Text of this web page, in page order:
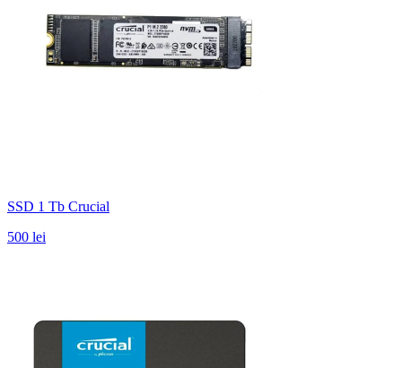
SSD 1 Tb Crucial
500 lei